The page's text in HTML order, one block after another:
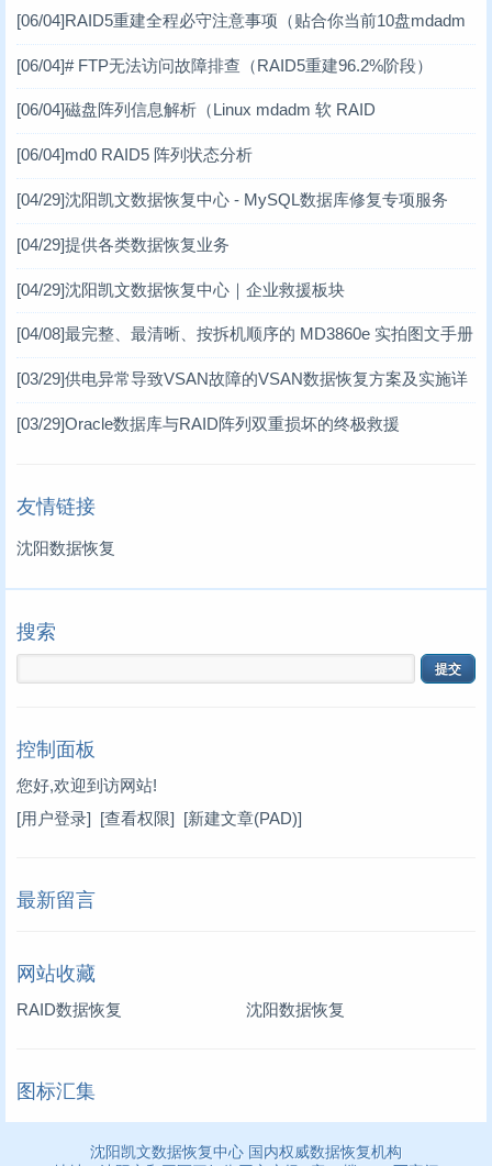
数码数据恢复案例(3)
DV数据恢复案例(1)
虚拟机数据恢复案例(2)
小型机数据恢复(1)
台式机数据恢复案例(14)
笔记本数据恢复案例(3)
[06/04]RAID5重建全程必守注意事项（贴合你当前10盘mdadm
[06/04]# FTP无法访问故障排查（RAID5重建96.2%阶段）
[06/04]磁盘阵列信息解析（Linux mdadm 软 RAID
[06/04]md0 RAID5 阵列状态分析
[04/29]沈阳凯文数据恢复中心 - MySQL数据库修复专项服务
[04/29]提供各类数据恢复业务
[04/29]沈阳凯文数据恢复中心｜企业救援板块
[04/08]最完整、最清晰、按拆机顺序的 MD3860e 实拍图文手册
MD3860e / MD3060e
[03/29]供电异常导致VSAN故障的VSAN数据恢复方案及实施详
情 一、VSAN分布式存储架构简介
[03/29]Oracle数据库与RAID阵列双重损坏的终极救援
友情链接
沈阳数据恢复
搜索
控制面板
您好,欢迎到访网站!
[用户登录] [查看权限] [新建文章(PAD)]
最新留言
网站收藏
RAID数据恢复 沈阳数据恢复
图标汇集
沈阳凯文数据恢复中心 国内权威数据恢复机构